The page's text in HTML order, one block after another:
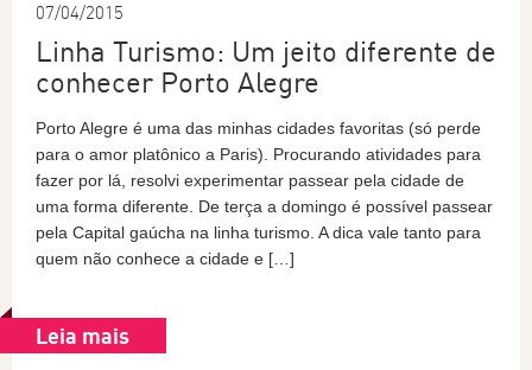
07/04/2015
Linha Turismo: Um jeito diferente de
conhecer Porto Alegre
Porto Alegre é uma das minhas cidades favoritas (só perde
para o amor platônico a Paris). Procurando atividades para
fazer por lá, resolvi experimentar passear pela cidade de
uma forma diferente. De terça a domingo é possível passear
pela Capital gaúcha na linha turismo. A dica vale tanto para
quem não conhece a cidade e […]
Leia mais